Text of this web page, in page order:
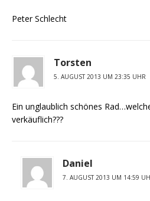
Peter Schlecht
Torsten
5. AUGUST 2013 UM 23:35 UHR
Ein unglaublich schönes
verkäuflich???
Daniel
7. AUGUST 2013 UM 14:59